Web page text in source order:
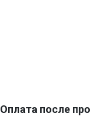
Оплата после